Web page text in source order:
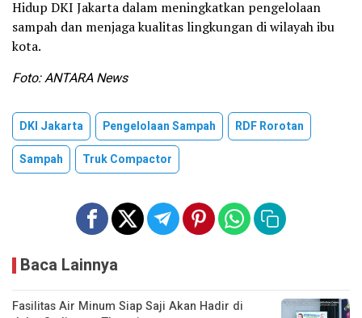
Hidup DKI Jakarta dalam meningkatkan pengelolaan
sampah dan menjaga kualitas lingkungan di wilayah ibu
kota.
Foto: ANTARA News
DKI Jakarta Pengelolaan Sampah
RDF Rorotan
Sampah
Truk Compactor
Baca Lainnya
Fasilitas Air Minum Siap Saji Akan Hadir di